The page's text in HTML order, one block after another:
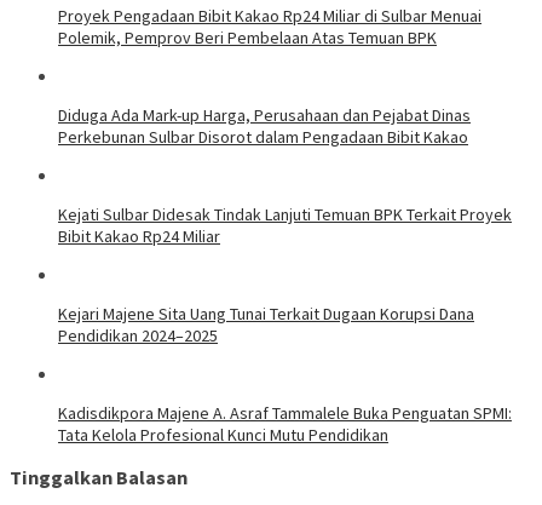
Proyek Pengadaan Bibit Kakao Rp24 Miliar di Sulbar Menuai
Polemik, Pemprov Beri Pembelaan Atas Temuan BPK
Diduga Ada Mark-up Harga, Perusahaan dan Pejabat Dinas
Perkebunan Sulbar Disorot dalam Pengadaan Bibit Kakao
Kejati Sulbar Didesak Tindak Lanjuti Temuan BPK Terkait Proyek
Bibit Kakao Rp24 Miliar
Kejari Majene Sita Uang Tunai Terkait Dugaan Korupsi Dana
Pendidikan 2024–2025
Kadisdikpora Majene A. Asraf Tammalele Buka Penguatan SPMI:
Tata Kelola Profesional Kunci Mutu Pendidikan
Tinggalkan Balasan